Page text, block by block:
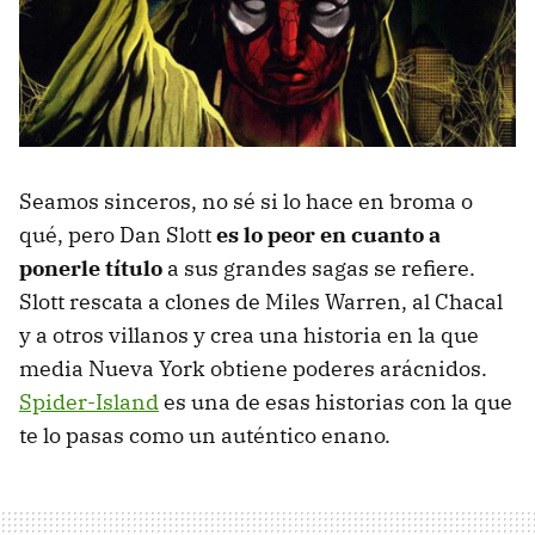
Seamos sinceros, no sé si lo hace en broma o
qué, pero Dan Slottes lo peor en cuanto a
ponerle título a sus grandes sagas se refiere.
Slott rescata a clones de Miles Warren, al Chacal
y a otros villanos y crea una historia en la que
media Nueva York obtiene poderes arácnidos.
Spider-Islandes una de esas historias con la que
te lo pasas como un auténtico enano.